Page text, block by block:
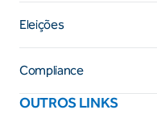
Eleições
Compliance
OUTROS LINKS